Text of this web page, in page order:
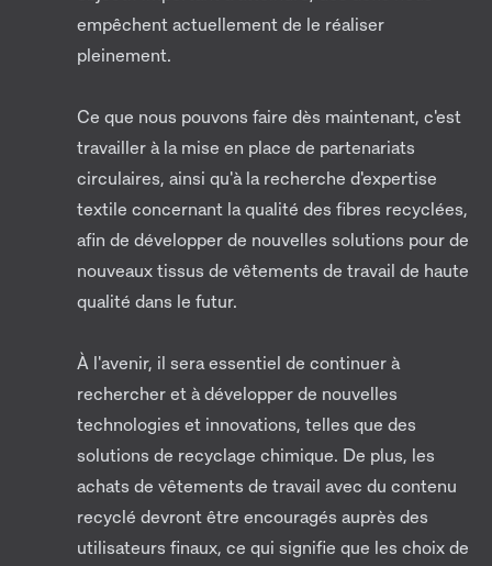
empêchent actuellement de le réaliser
pleinement.
Ce que nous pouvons faire dès maintenant, c'est
travailler à la mise en place de partenariats
circulaires, ainsi qu'à la recherche d'expertise
textile concernant la qualité des fibres recyclées,
afin de développer de nouvelles solutions pour de
nouveaux tissus de vêtements de travail de haute
qualité dans le futur.
À l'avenir, il sera essentiel de continuer à
rechercher et à développer de nouvelles
technologies et innovations, telles que des
solutions de recyclage chimique. De plus, les
achats de vêtements de travail avec du contenu
recyclé devront être encouragés auprès des
utilisateurs finaux, ce qui signifie que les choix de